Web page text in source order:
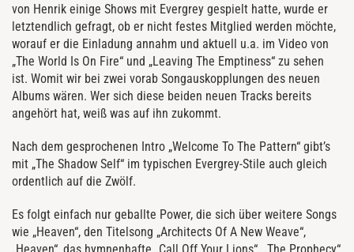
von Henrik einige Shows mit Evergrey gespielt hatte, wurde er
letztendlich gefragt, ob er nicht festes Mitglied werden möchte,
worauf er die Einladung annahm und aktuell u.a. im Video von
„The World Is On Fire“ und „Leaving The Emptiness“ zu sehen
ist. Womit wir bei zwei vorab Songauskopplungen des neuen
Albums wären. Wer sich diese beiden neuen Tracks bereits
angehört hat, weiß was auf ihn zukommt.
Nach dem gesprochenen Intro „Welcome To The Pattern“ gibt’s
mit „The Shadow Self“ im typischen Evergrey-Stile auch gleich
ordentlich auf die Zwölf.
Es folgt einfach nur geballte Power, die sich über weitere Songs
wie „Heaven“, den Titelsong „Architects Of A New Weave“,
„Heaven“, das hymnenhafte „Call Off Your Lions“, „The Prophecy“